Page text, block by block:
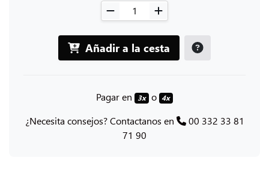
Añadir a la cesta
Pagar en 3x o 4x
¿Necesita consejos? Contactanos en
00 332 33 81
71 90